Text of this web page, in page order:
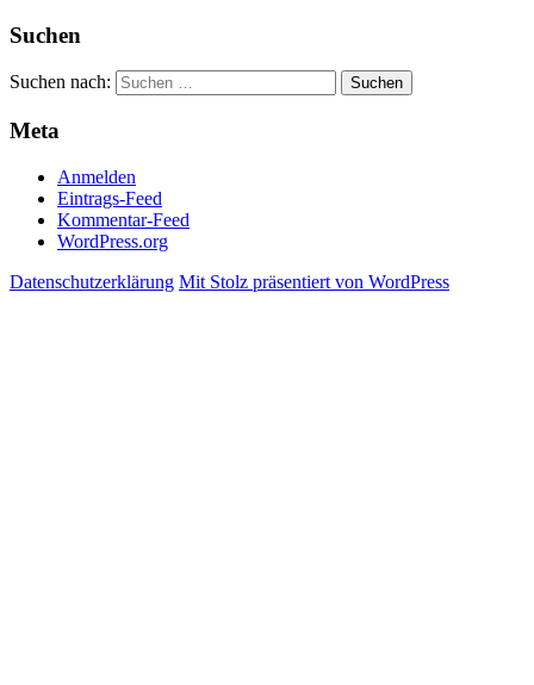
Suchen
Suchen nach:
Meta
Anmelden
Eintrags-Feed
Kommentar-Feed
WordPress.org
Datenschutzerklärung Mit Stolz präsentiert von WordPress